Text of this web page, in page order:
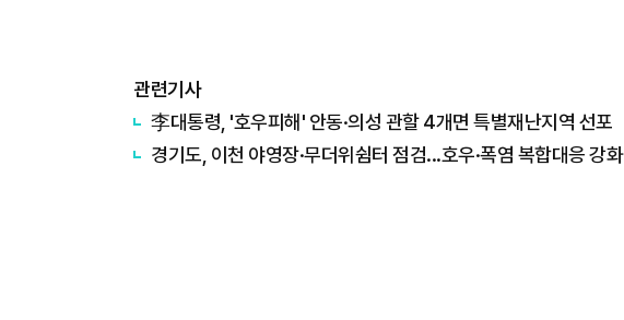
관련기사
李대통령, '호우피해' 안동·의성 관할 4개면 특별재난지역 선포
경기도, 이천 야영장·무더위쉼터 점검...호우·폭염 복합대응 강화